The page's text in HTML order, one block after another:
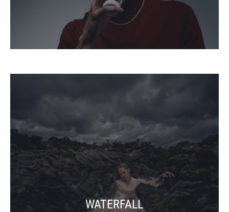
WATERFALL